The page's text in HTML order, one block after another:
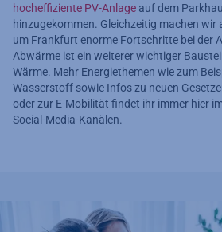
hocheffiziente PV-Anlage auf dem
hinzugekommen. Gleichzeitig machen wir
um Frankfurt enorme Fortschritte bei der
Abwärme ist ein weiterer wichtiger
Wärme. Mehr Energiethemen wie zum
Wasserstoff sowie Infos zu neuen
oder zur E-Mobilität findet ihr immer hier
Social-Media-Kanälen.